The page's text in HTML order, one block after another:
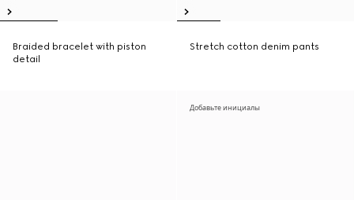
Braided bracelet with piston
detail
Stretch cotton denim pants
Добавьте инициалы